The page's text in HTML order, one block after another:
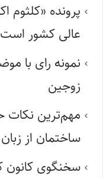
پرونده «کلثوم
عالی کشور است
نمونه رای با
زوجین
مهم‌ترین نکات
ساختمان از
سخنگوی کانون